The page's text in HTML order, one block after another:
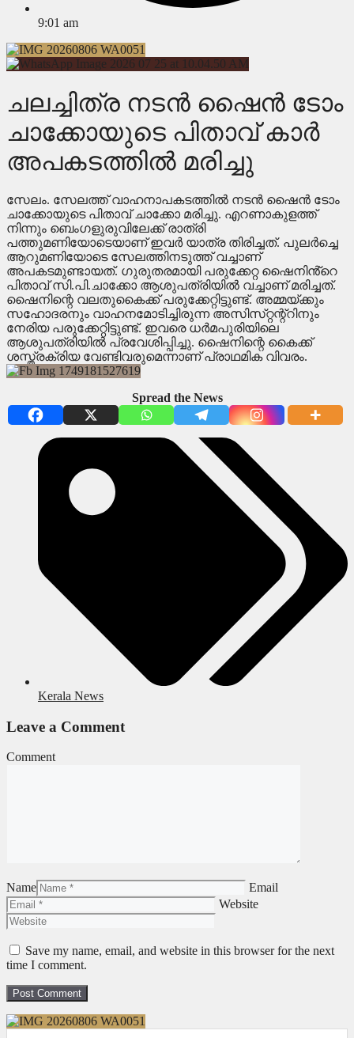
9:01 am
ചലച്ചിത്ര നടൻ ഷൈൻ ടോം
ചാക്കോയുടെ പിതാവ് കാർ
അപകടത്തിൽ മരിച്ചു
സേലം. സേലത്ത് വാഹനാപകടത്തിൽ നടൻ ഷൈൻ ടോം
ചാക്കോയുടെ പിതാവ് ചാക്കോ മരിച്ചു. എറണാകുളത്ത്
നിന്നും ബെംഗളുരുവിലേക്ക് രാത്രി
പത്തുമണിയോടെയാണ് ഇവർ യാത്ര തിരിച്ചത്. പുലർച്ചെ
ആറുമണിയോടെ സേലത്തിനടുത്ത് വച്ചാണ്
അപകടമുണ്ടായത്. ഗുരുതരമായി പരുക്കേറ്റ ഷൈനിൻ്റെ
പിതാവ് സി.പി.ചാക്കോ ആശുപത്രിയിൽ വച്ചാണ് മരിച്ചത്.
ഷൈനിന്റെ വലതുകൈക്ക് പരുക്കേറ്റിട്ടുണ്ട്. അമ്മയ്ക്കും
സഹോദരനും വാഹനമോടിച്ചിരുന്ന അസിസ്‌റ്റന്റ്റിനും
നേരിയ പരുക്കേറ്റിട്ടുണ്ട്. ഇവരെ ധർമപുരിയിലെ
ആശുപത്രിയിൽ പ്രവേശിപ്പിച്ചു. ഷൈനിന്റെ കൈക്ക്
ശസ്ത്രക്രിയ വേണ്ടിവരുമെന്നാണ് പ്രാഥമിക വിവരം.
Spread the News
Kerala News
Leave a Comment
Comment
Name
Email
Website
Save my name, email, and website in this browser for the next
time I comment.